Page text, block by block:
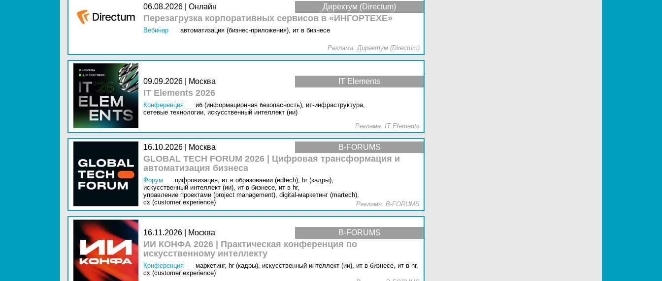
Директум (Directum)
06.08.2026 | Онлайн
Перезагрузка корпоративных сервисов в «ИНГОРТЕХЕ»
Вебинар автоматизация (бизнес-приложения), ит в бизнесе
Реклама. Директум (Directum)
IT Elements
09.09.2026 | Москва
IT Elements 2026
Конференция иб (информационная безопасность), ит-инфраструктура,
сетевые технологии, искусственный интеллект (ии)
Реклама. IT Elements
B-FORUMS
16.10.2026 | Москва
GLOBAL TECH FORUM 2026 | Цифровая трансформация и
автоматизация бизнеса
Форум цифровизация, ит в образовании (edtech), hr (кадры),
искусственный интеллект (ии), ит в бизнесе, ит в hr,
управление проектами (project management), digital-маркетинг (martech),
cx (customer experience)
Реклама. B-FORUMS
B-FORUMS
16.11.2026 | Москва
ИИ КОНФА 2026 | Практическая конференция по
искусственному интеллекту
Конференция маркетинг, hr (кадры), искусственный интеллект (ии), ит в бизнесе, ит в hr,
cx (customer experience)